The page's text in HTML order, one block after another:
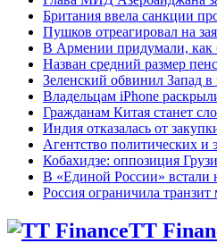
Британия ввела санкции
Пушков отреагировал на
В Армении придумали, как
Назван средний размер
Зеленский обвинил Запад
Владельцам iPhone
Гражданам Китая станет
Индия отказалась от
Агентство политических
Кобахидзе: оппозиция
В «Единой России» встали
Россия ограничила
TT